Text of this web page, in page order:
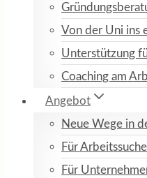
Von der Uni ins
Unterstützung
Coaching am
Angebot
Neue Wege in
Für
Für